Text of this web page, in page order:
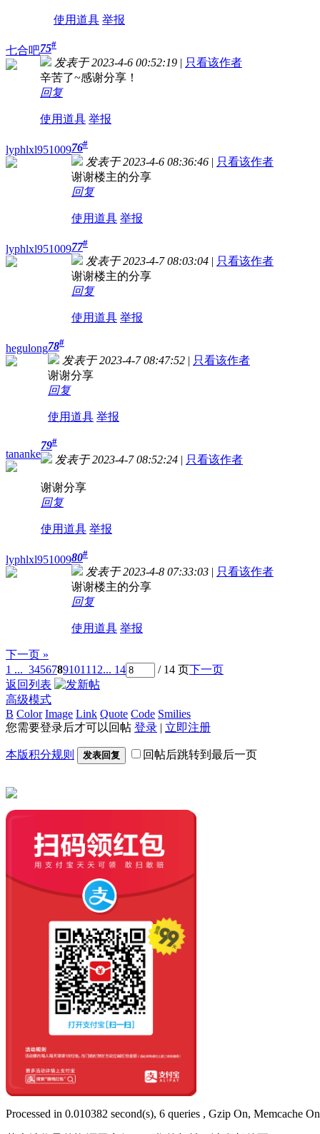
使用道具 举报
七合吧75#
发表于 2023-4-6 00:52:19 | 只看该作者
辛苦了~感谢分享！
回复
使用道具 举报
lyphlxl95100976#
发表于 2023-4-6 08:36:46 | 只看该作者
谢谢楼主的分享
回复
使用道具 举报
lyphlxl95100977#
发表于 2023-4-7 08:03:04 | 只看该作者
谢谢楼主的分享
回复
使用道具 举报
hegulong78#
发表于 2023-4-7 08:47:52 | 只看该作者
谢谢分享
回复
使用道具 举报
tananke
79#
发表于 2023-4-7 08:52:24 | 只看该作者
谢谢分享
回复
使用道具 举报
lyphlxl95100980#
发表于 2023-4-8 07:33:03 | 只看该作者
谢谢楼主的分享
回复
使用道具 举报
下一页 »
1 ... 34567891011 12... 14 / 14 页下一页
返回列表
高级模式
B Color Image Link Quote Code Smilies
您需要登录后才可以回帖 登录 | 立即注册
本版积分规则 发表回复 回帖后跳转到最后一页
Processed in 0.010382 second(s), 6 queries , Gzip On, Memcache